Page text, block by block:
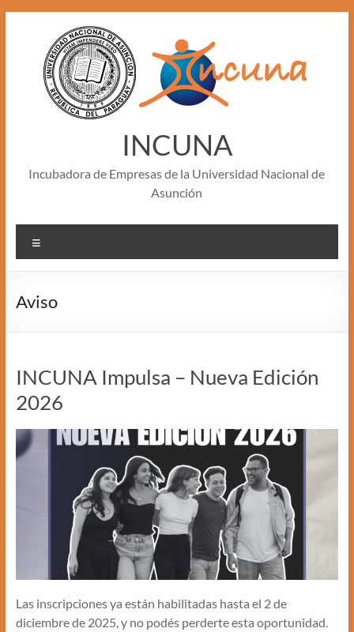
content
INCUNA
Incubadora de Empresas de la Universidad Nacional de
Asunción
Aviso
INCUNA Impulsa – Nueva Edición
2026
Las inscripciones ya están habilitadas hasta el 2 de
diciembre de 2025, y no podés perderte esta oportunidad.